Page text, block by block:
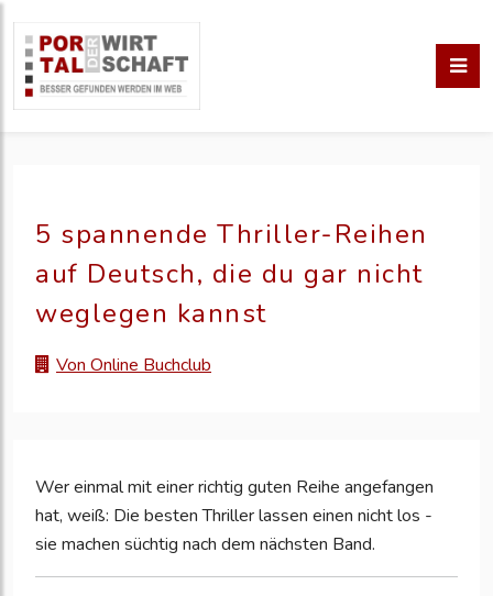
5 spannende Thriller-Reihen
auf Deutsch, die du gar nicht
weglegen kannst
Von Online Buchclub
Wer einmal mit einer richtig guten Reihe angefangen
hat, weiß: Die besten Thriller lassen einen nicht los -
sie machen süchtig nach dem nächsten Band.